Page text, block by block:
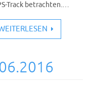
Track betrachten.…